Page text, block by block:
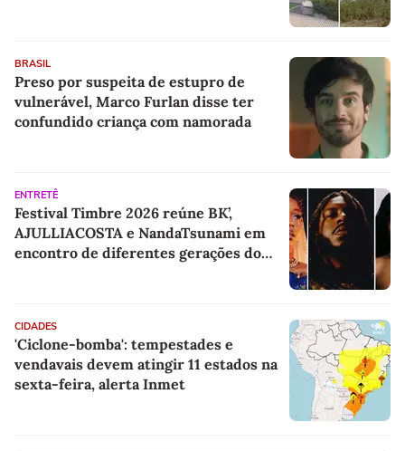
BRASIL
Preso por suspeita de estupro de
vulnerável, Marco Furlan disse ter
confundido criança com namorada
ENTRETÊ
Festival Timbre 2026 reúne BK’,
AJULLIACOSTA e NandaTsunami em
encontro de diferentes gerações do
CIDADES
'Ciclone-bomba': tempestades e
vendavais devem atingir 11 estados na
sexta-feira, alerta Inmet